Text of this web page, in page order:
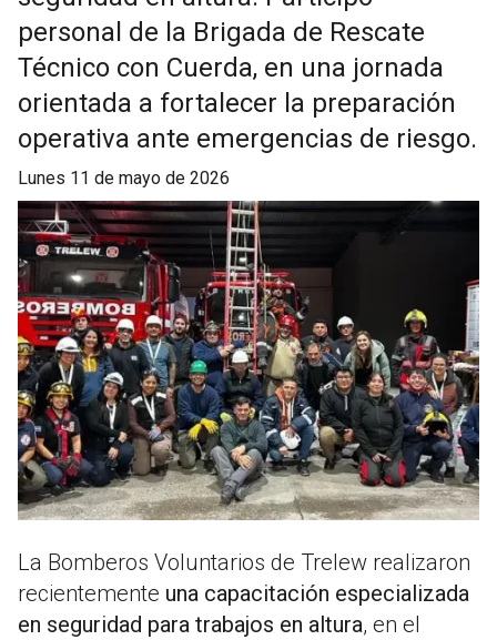
personal de la Brigada de Rescate
Técnico con Cuerda, en una jornada
orientada a fortalecer la preparación
operativa ante emergencias de riesgo.
lunes 11 de mayo de 2026
La Bomberos Voluntarios de Trelew realizaron
recientemente una capacitación especializada
en seguridad para trabajos en altura, en el